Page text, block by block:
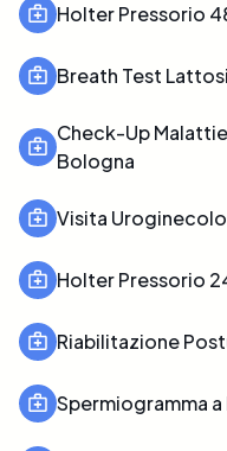
Holter Pressorio
Breath Test
Check-Up
Bologna
Visita
Holter Pressorio
Riabilitazione
Spermiogramma